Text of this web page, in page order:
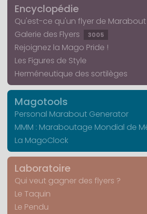
Encyclopédie
Qu'est-ce qu'un flyer de Marabout
Galerie des Flyers
3005
Rejoignez la Mago Pride !
Les Figures de Style
Herméneutique des sortilèges
Magotools
Personal Marabout Generator
MMM : Maraboutage Mondial de
La MagoClock
Laboratoire
Qui veut gagner des flyers ?
Le Taquin
Le Pendu